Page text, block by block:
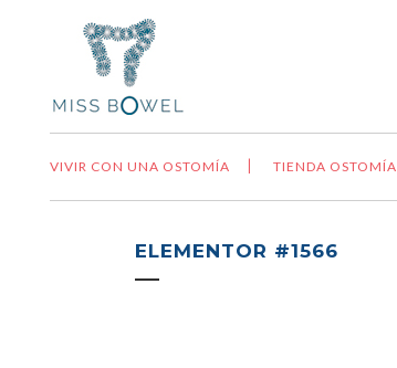
VIVIR CON UNA OSTOMÍA TIENDA OSTOMÍA
ELEMENTOR #1566